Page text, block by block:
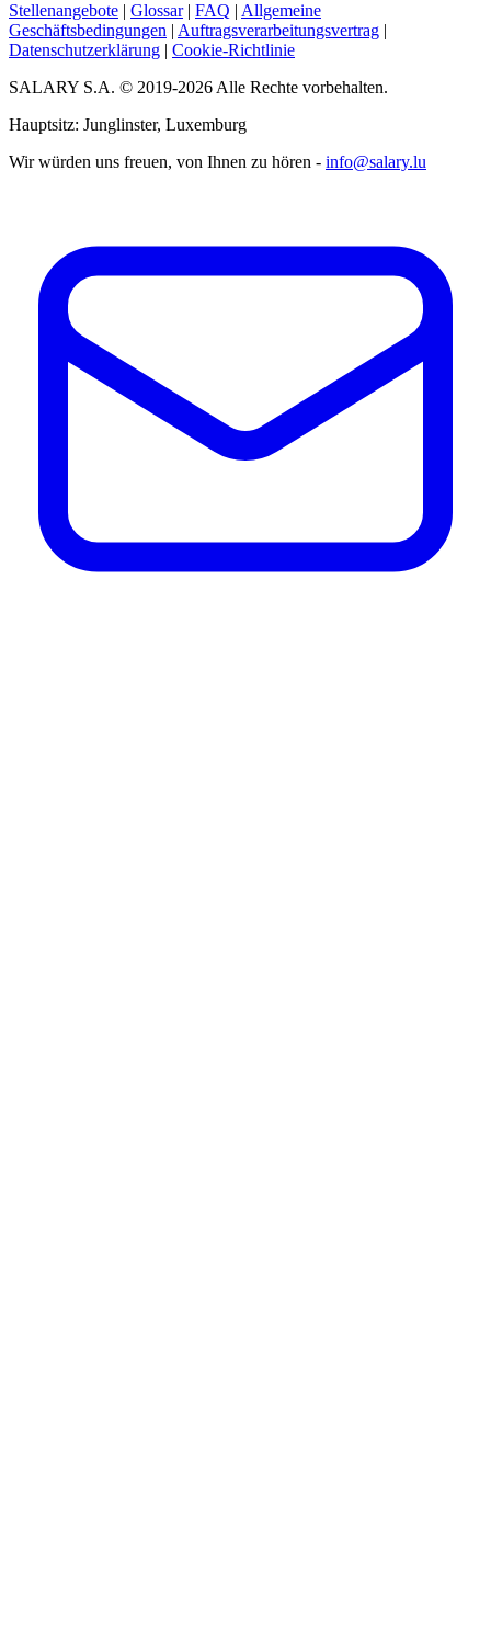
Stellenangebote | Glossar| FAQ | Allgemeine
Geschäftsbedingungen | Auftragsverarbeitungsvertrag |
Datenschutzerklärung | Cookie-Richtlinie
SALARY S.A. © 2019-2026 Alle Rechte vorbehalten.
Hauptsitz: Junglinster, Luxemburg
Wir würden uns freuen, von Ihnen zu hören - info@salary.lu